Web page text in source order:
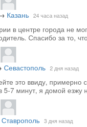
Казань 24 часа назад
в центре города не
Спасибо за то,
Севастополь 2 дня назад
это ввиду, примерно
7 минут, я домой езжу
Ставрополь 3 дня назад